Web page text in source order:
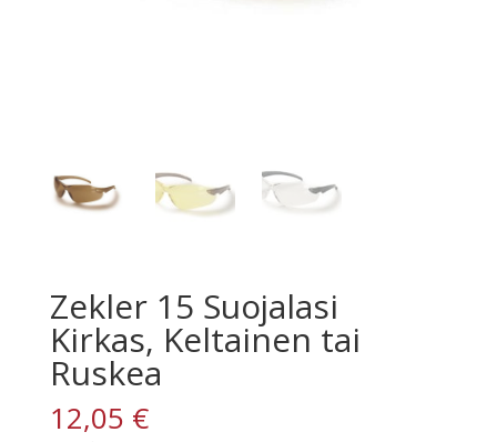
Zekler 15 Suojalasi
Kirkas, Keltainen tai
Ruskea
12,05 €